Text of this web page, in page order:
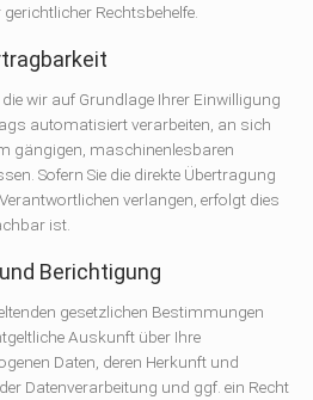
Rechtsbehelfe.
wir auf Grundlage Ihrer Einwilligung
automatisiert verarbeiten, an sich
gängigen, maschinenlesbaren
Sofern Sie die direkte Übertragung
verlangen, erfolgt dies
ist.
Berichtigung
gesetzlichen Bestimmungen
Auskunft über Ihre
Daten, deren Herkunft und
Datenverarbeitung und ggf. ein Recht